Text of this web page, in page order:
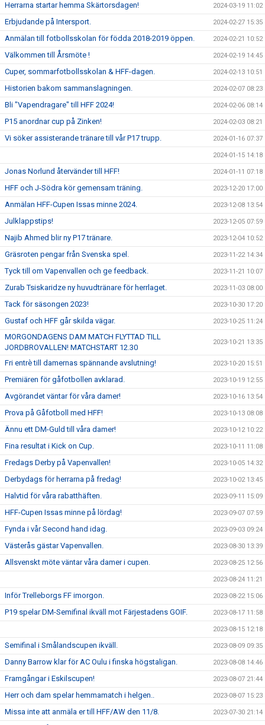
Herrarna startar hemma Skärtorsdagen! 2024-03-19 11:02
Erbjudande på Intersport. 2024-02-27 15:35
Anmälan till fotbollsskolan för födda 2018-2019 öppen. 2024-02-21 10:52
Välkommen till Årsmöte ! 2024-02-19 14:45
Cuper, sommarfotbollsskolan & HFF-dagen. 2024-02-13 10:51
Historien bakom sammanslagningen. 2024-02-07 08:23
Bli "Vapendragare" till HFF 2024! 2024-02-06 08:14
P15 anordnar cup på Zinken! 2024-02-03 08:21
Vi söker assisterande tränare till vår P17 trupp. 2024-01-16 07:37
2024-01-15 14:18
Jonas Norlund återvänder till HFF! 2024-01-11 07:18
HFF och J-Södra kör gemensam träning. 2023-12-20 17:00
Anmälan HFF-Cupen Issas minne 2024. 2023-12-08 13:54
Julklappstips! 2023-12-05 07:59
Najib Ahmed blir ny P17 tränare. 2023-12-04 10:52
Gräsroten pengar från Svenska spel. 2023-11-22 14:34
Tyck till om Vapenvallen och ge feedback. 2023-11-21 10:07
Zurab Tsiskaridze ny huvudtränare för herrlaget. 2023-11-03 08:00
Tack för säsongen 2023! 2023-10-30 17:20
Gustaf och HFF går skilda vägar. 2023-10-25 11:24
MORGONDAGENS DAM MATCH FLYTTAD TILL
JORDBROVALLEN! MATCHSTART 12.30
2023-10-21 13:35
Fri entrè till damernas spännande avslutning! 2023-10-20 15:51
Premiären för gåfotbollen avklarad. 2023-10-19 12:55
Avgörandet väntar för våra damer! 2023-10-16 13:54
Prova på Gåfotboll med HFF! 2023-10-13 08:08
Ännu ett DM-Guld till våra damer! 2023-10-12 10:22
Fina resultat i Kick on Cup. 2023-10-11 11:08
Fredags Derby på Vapenvallen! 2023-10-05 14:32
Derbydags för herrarna på fredag! 2023-10-02 13:45
Halvtid för våra rabatthäften. 2023-09-11 15:09
HFF-Cupen Issas minne på lördag! 2023-09-07 07:59
Fynda i vår Second hand idag. 2023-09-03 09:24
Västerås gästar Vapenvallen. 2023-08-30 13:39
Allsvenskt möte väntar våra damer i cupen. 2023-08-25 12:56
2023-08-24 11:21
Inför Trelleborgs FF imorgon. 2023-08-22 15:06
P19 spelar DM-Semifinal ikväll mot Färjestadens GOIF. 2023-08-17 11:58
2023-08-15 12:18
Semifinal i Smålandscupen ikväll. 2023-08-09 09:35
Danny Barrow klar för AC Oulu i finska högstaligan. 2023-08-08 14:46
Framgångar i Eskilscupen! 2023-08-07 21:44
Herr och dam spelar hemmamatch i helgen.. 2023-08-07 15:23
Missa inte att anmäla er till HFF/AW den 11/8. 2023-07-30 21:14